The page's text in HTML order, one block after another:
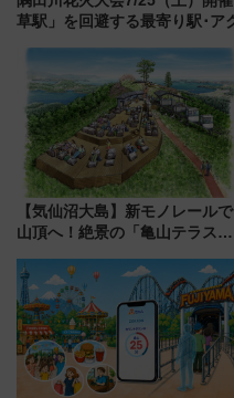
草駅」を回避する最寄り駅･ア
【気仙沼大島】新モノレールで
山頂へ！絶景の「亀山テラス
暇村のお得な日帰りプランも登
場